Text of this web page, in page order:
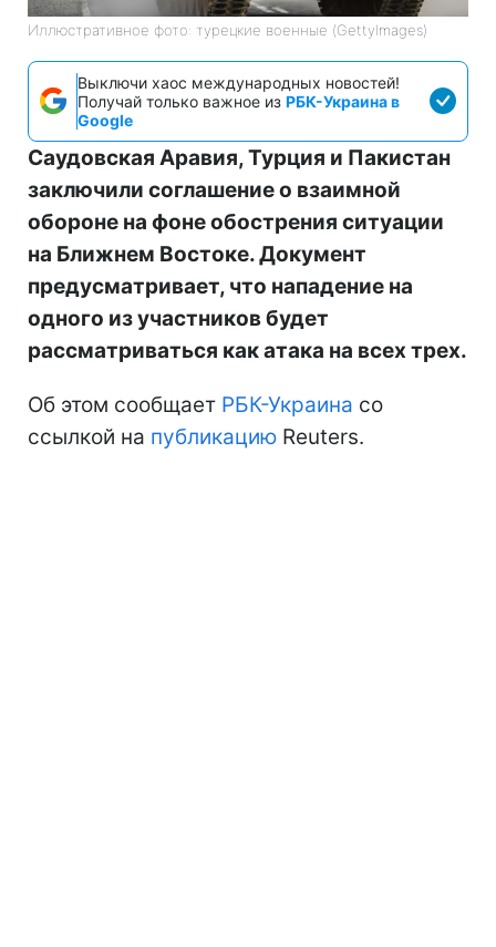
Иллюстративное фото: турецкие военные (GettyImages)
Выключи хаос международных новостей!
Получай только важное из РБК-Украина в
Google
Саудовская Аравия, Турция и Пакистан
заключили соглашение о взаимной
обороне на фоне обострения ситуации
на Ближнем Востоке. Документ
предусматривает, что нападение на
одного из участников будет
рассматриваться как атака на всех трех.
Об этом сообщает РБК-Украина со
ссылкой на публикацию Reuters.